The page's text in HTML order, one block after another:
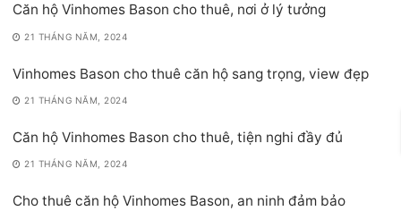
Căn hộ Vinhomes Bason cho thuê, nơi ở lý tưởng
21 THÁNG NĂM, 2024
Vinhomes Bason cho thuê căn hộ sang trọng, view đẹp
21 THÁNG NĂM, 2024
Căn hộ Vinhomes Bason cho thuê, tiện nghi đầy đủ
21 THÁNG NĂM, 2024
Cho thuê căn hộ Vinhomes Bason, an ninh đảm bảo